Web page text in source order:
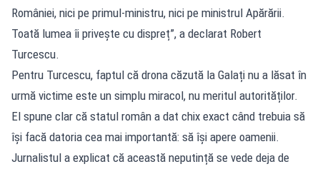
României, nici pe primul-ministru, nici pe ministrul Apărării.
Toată lumea îi privește cu dispreț”, a declarat Robert
Turcescu.
Pentru Turcescu, faptul că drona căzută la Galați nu a lăsat în
urmă victime este un simplu miracol, nu meritul autorităților.
El spune clar că statul român a dat chix exact când trebuia să
își facă datoria cea mai importantă: să își apere oamenii.
Jurnalistul a explicat că această neputință se vede deja de